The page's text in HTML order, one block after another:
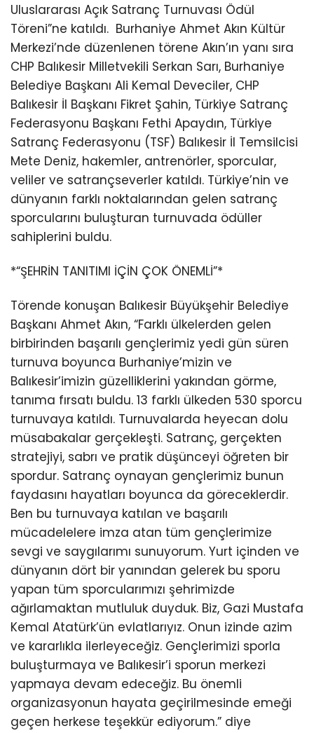
Uluslararası Açık Satranç Turnuvası Ödül
Töreni”ne katıldı. Burhaniye Ahmet Akın Kültür
Merkezi’nde düzenlenen törene Akın’ın yanı sıra
CHP Balıkesir Milletvekili Serkan Sarı, Burhaniye
Belediye Başkanı Ali Kemal Deveciler, CHP
Balıkesir İl Başkanı Fikret Şahin, Türkiye Satranç
Federasyonu Başkanı Fethi Apaydın, Türkiye
Satranç Federasyonu (TSF) Balıkesir İl Temsilcisi
Mete Deniz, hakemler, antrenörler, sporcular,
veliler ve satrançseverler katıldı. Türkiye’nin ve
dünyanın farklı noktalarından gelen satranç
sporcularını buluşturan turnuvada ödüller
sahiplerini buldu.
*“ŞEHRİN TANITIMI İÇİN ÇOK ÖNEMLİ”*
Törende konuşan Balıkesir Büyükşehir Belediye
Başkanı Ahmet Akın, “Farklı ülkelerden gelen
birbirinden başarılı gençlerimiz yedi gün süren
turnuva boyunca Burhaniye’mizin ve
Balıkesir’imizin güzelliklerini yakından görme,
tanıma fırsatı buldu. 13 farklı ülkeden 530 sporcu
turnuvaya katıldı. Turnuvalarda heyecan dolu
müsabakalar gerçekleşti. Satranç, gerçekten
stratejiyi, sabrı ve pratik düşünceyi öğreten bir
spordur. Satranç oynayan gençlerimiz bunun
faydasını hayatları boyunca da göreceklerdir.
Ben bu turnuvaya katılan ve başarılı
mücadelelere imza atan tüm gençlerimize
sevgi ve saygılarımı sunuyorum. Yurt içinden ve
dünyanın dört bir yanından gelerek bu sporu
yapan tüm sporcularımızı şehrimizde
ağırlamaktan mutluluk duyduk. Biz, Gazi Mustafa
Kemal Atatürk’ün evlatlarıyız. Onun izinde azim
ve kararlıkla ilerleyeceğiz. Gençlerimizi sporla
buluşturmaya ve Balıkesir’i sporun merkezi
yapmaya devam edeceğiz. Bu önemli
organizasyonun hayata geçirilmesinde emeği
geçen herkese teşekkür ediyorum.” diye